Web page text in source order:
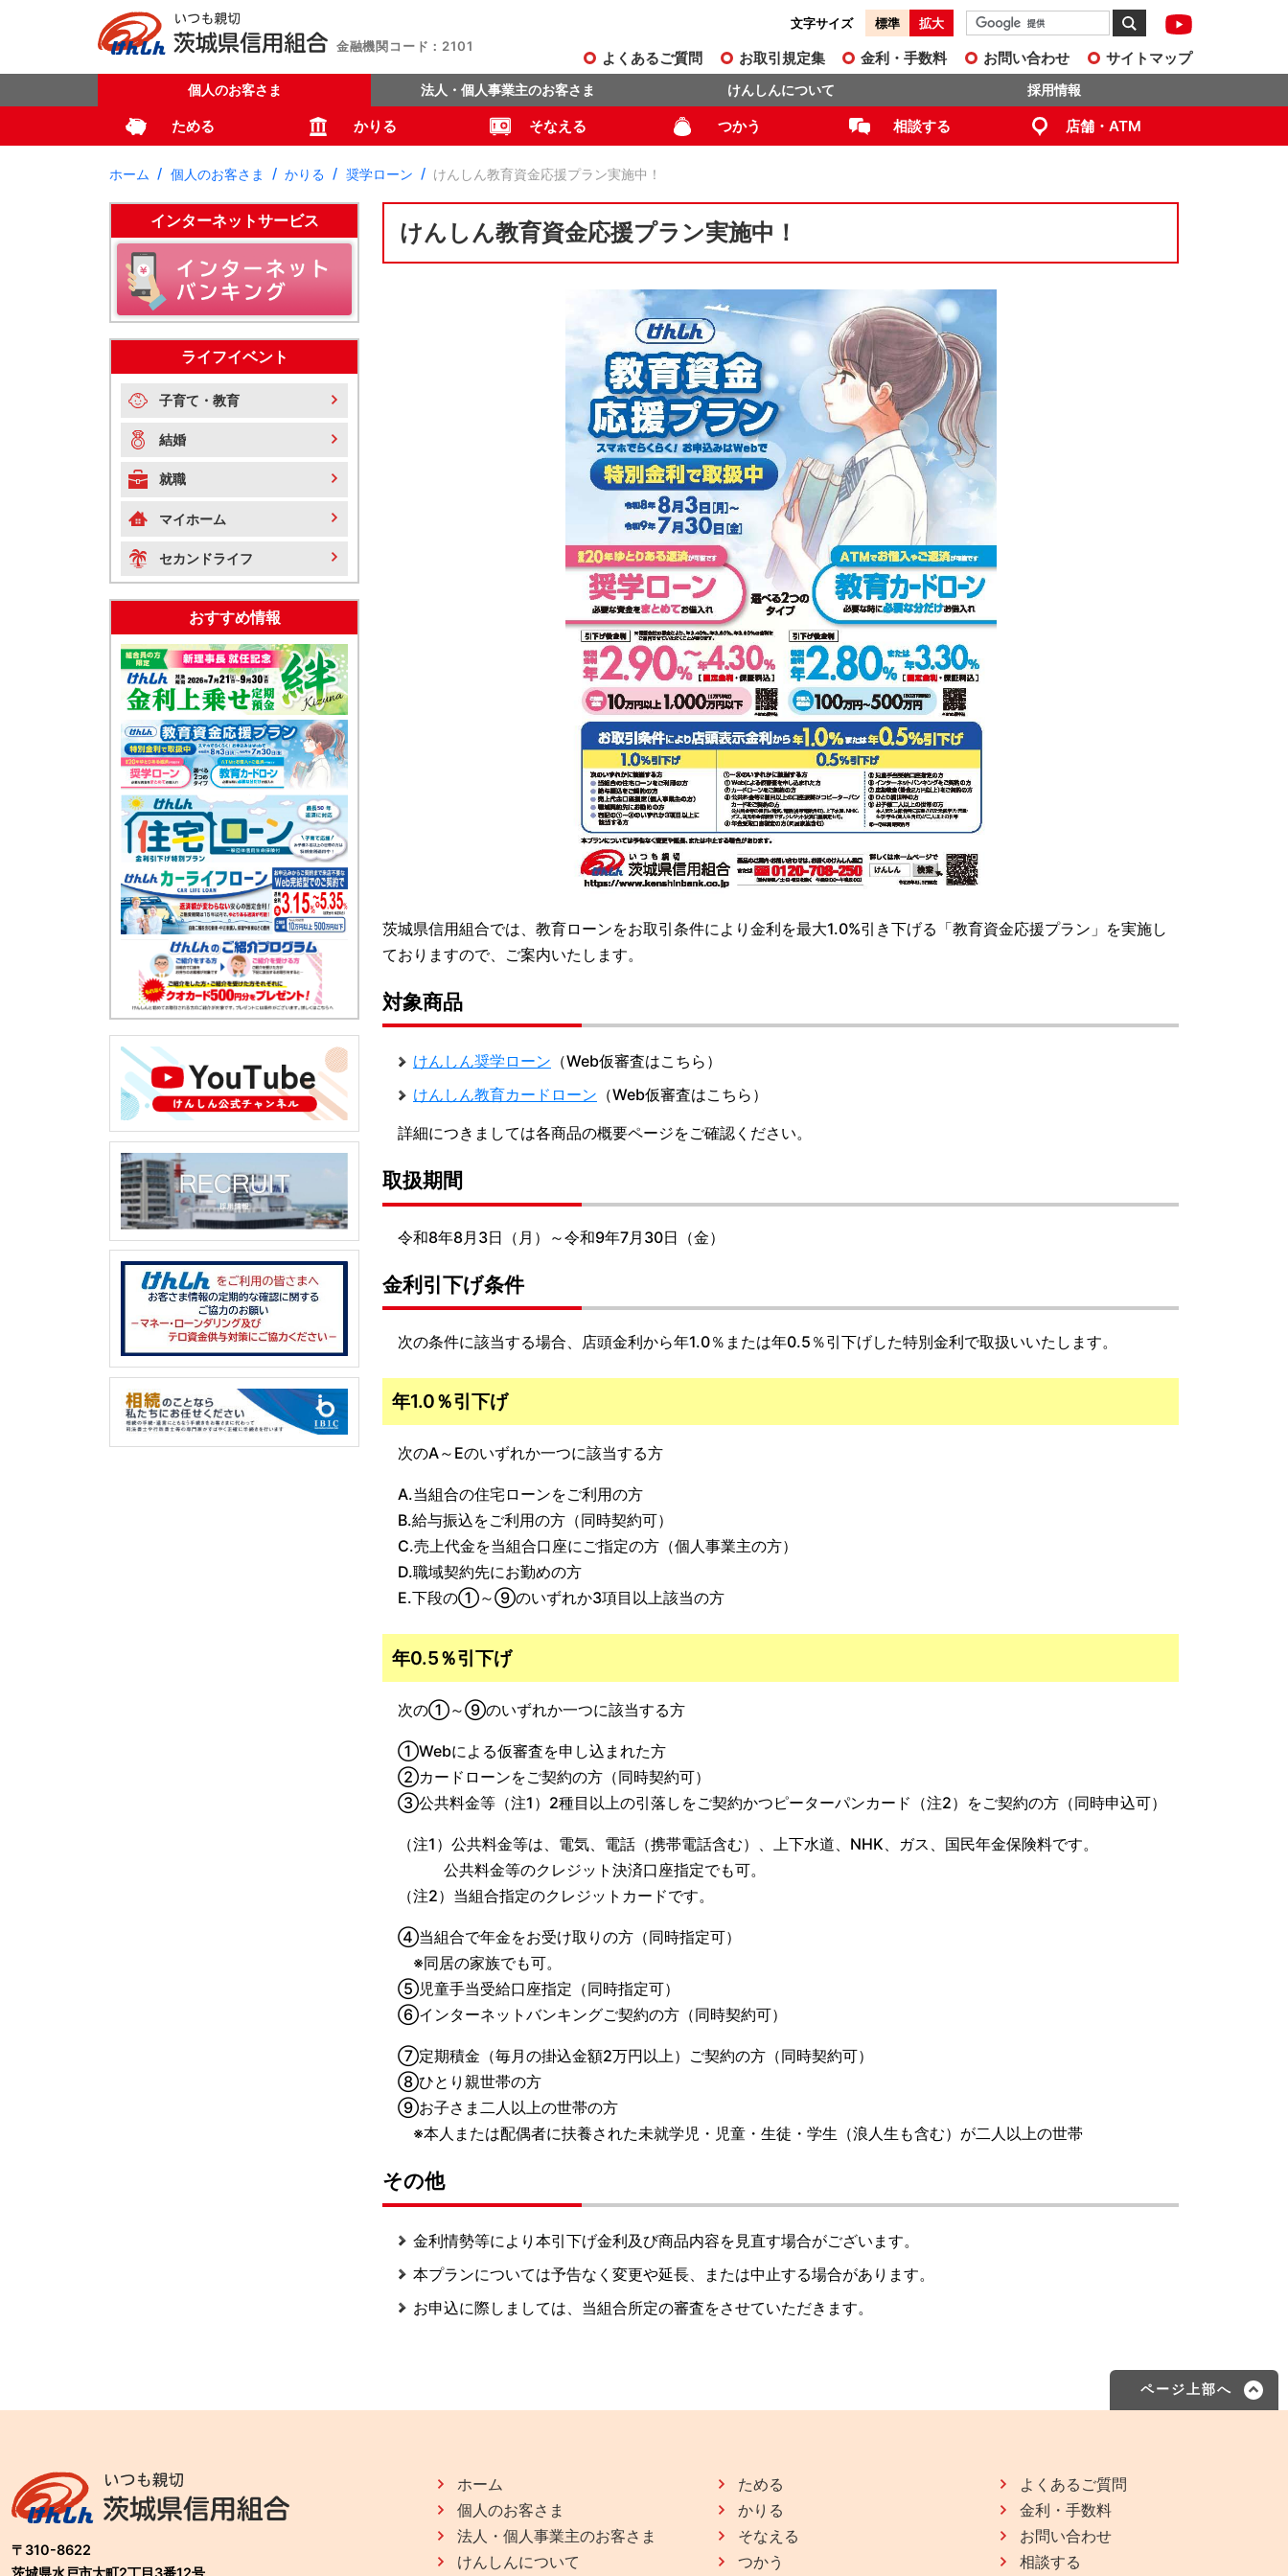
金融機関コード：2101
文字サイズ 標準 拡大
よくあるご質問 お取引規定集 金利・手数料 お問い合わせ サイトマップ
個人のお客さま 法人・個人事業主のお客さま けんしんについて 採用情報
ためる かりる そなえる つかう 相談する 店舗・ATM
ホーム 個人のお客さま かりる 奨学ローン けんしん教育資金応援プラン実施中！
インターネットサービス
ライフイベント
子育て・教育
結婚
就職
マイホーム
セカンドライフ
おすすめ情報
けんしん教育資金応援プラン実施中！
茨城県信用組合では、教育ローンをお取引条件により金利を最大1.0%引き下げる「教育資金応援プラン」を実施し
ておりますので、ご案内いたします。
対象商品
けんしん奨学ローン （Web仮審査はこちら）
けんしん教育カードローン （Web仮審査はこちら）
詳細につきましては各商品の概要ページをご確認ください。
取扱期間
令和8年8月3日（月）～令和9年7月30日（金）
金利引下げ条件
次の条件に該当する場合、店頭金利から年1.0％または年0.5％引下げした特別金利で取扱いいたします。
年1.0％引下げ
次のA～Eのいずれか一つに該当する方
A.当組合の住宅ローンをご利用の方
B.給与振込をご利用の方（同時契約可）
C.売上代金を当組合口座にご指定の方（個人事業主の方）
D.職域契約先にお勤めの方
E.下段の①～⑨のいずれか3項目以上該当の方
年0.5％引下げ
次の①～⑨のいずれか一つに該当する方
①Webによる仮審査を申し込まれた方
②カードローンをご契約の方（同時契約可）
③公共料金等（注1）2種目以上の引落しをご契約かつピーターパンカード（注2）をご契約の方（同時申込可）
（注1）公共料金等は、電気、電話（携帯電話含む）、上下水道、NHK、ガス、国民年金保険料です。
公共料金等のクレジット決済口座指定でも可。
（注2）当組合指定のクレジットカードです。
④当組合で年金をお受け取りの方（同時指定可）
※同居の家族でも可。
⑤児童手当受給口座指定（同時指定可）
⑥インターネットバンキングご契約の方（同時契約可）
⑦定期積金（毎月の掛込金額2万円以上）ご契約の方（同時契約可）
⑧ひとり親世帯の方
⑨お子さま二人以上の世帯の方
※本人または配偶者に扶養された未就学児・児童・生徒・学生（浪人生も含む）が二人以上の世帯
その他
金利情勢等により本引下げ金利及び商品内容を見直す場合がございます。
本プランについては予告なく変更や延長、または中止する場合があります。
お申込に際しましては、当組合所定の審査をさせていただきます。
ページ上部へ
〒310-8622
茨城県水戸市大町2丁目3番12号
ホーム
個人のお客さま
法人・個人事業主のお客さま
けんしんについて
ためる
かりる
そなえる
つかう
よくあるご質問
金利・手数料
お問い合わせ
相談する